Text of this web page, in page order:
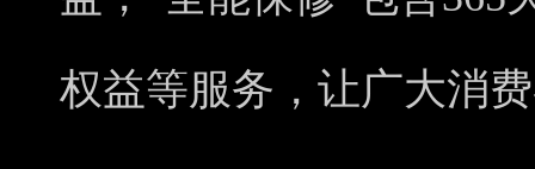
权益等服务，让广大消